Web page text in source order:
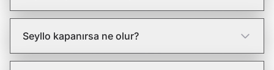
Seyllo kapanırsa ne olur?